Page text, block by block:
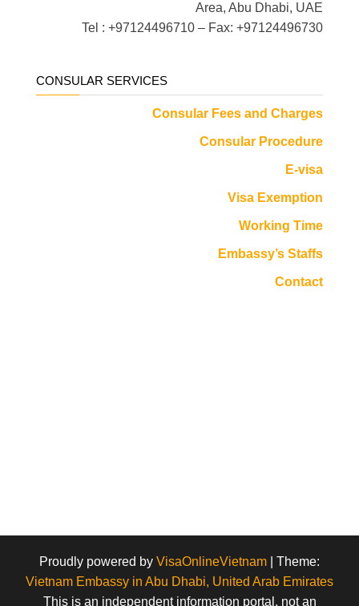
Area, Abu Dhabi, UAE
Tel : +97124496710 – Fax: +97124496730
CONSULAR SERVICES
Consular Fees and Charges
Consular Procedure
E-visa
Visa Exemption
Working Time
Embassy’s Staffs
Contact
Proudly powered by VisaOnlineVietnam
Theme:
Vietnam Embassy in Abu Dhabi, United Arab Emirates
This is an independent information portal, not an